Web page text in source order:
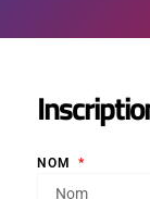
NOM